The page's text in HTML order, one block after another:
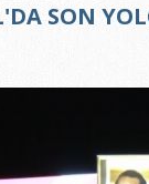
SON